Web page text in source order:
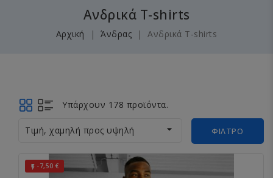
Ανδρικά T-shirts
Αρχική Άνδρας Ανδρικά T-shirts
Υπάρχουν 178 προϊόντα.
Τιμή, χαμηλή προς υψηλή  ΦΊΛΤΡΟ
 -7,50 €